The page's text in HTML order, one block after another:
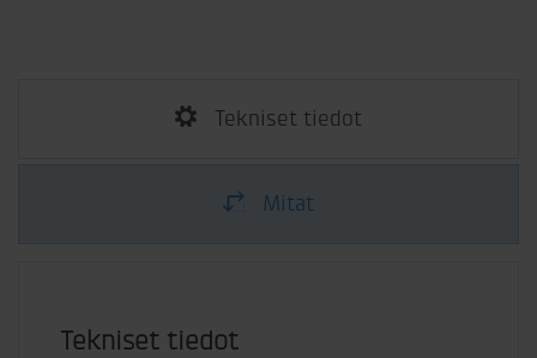
Tekniset tiedot
Mitat
Tekniset tiedot